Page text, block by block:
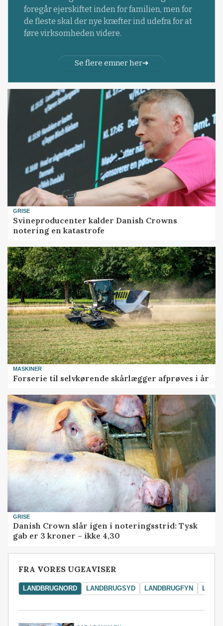
foregår ejerskiftet inden for familien, men for
de fleste skal der nye kræfter ind udefra for at
føre virksomheden videre.
Se flere emner her
GRISE
Svineproducenter kalder Danish Crowns
notering en katastrofe
MASKINER
Forserie til selvkørende skårlægger afprøves i år
GRISE
Danish Crown slår igen i noteringsstrid: Tysk
gab er 3 kroner – ikke 4,30
FRA VORES UGEAVISER
LANDBRUGNORD LANDBRUGSYD LANDBRUGFYN